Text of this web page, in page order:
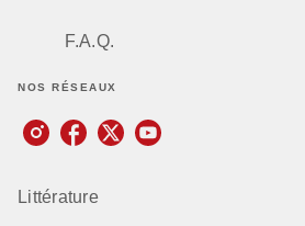
F.A.Q.
NOS RÉSEAUX
Littérature